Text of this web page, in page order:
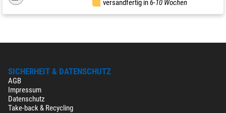
versandfertig in6-10 Wochen
SICHERHEIT & DATENSCHUTZ
AGB
Impressum
Datenschutz
Take-back & Recycling